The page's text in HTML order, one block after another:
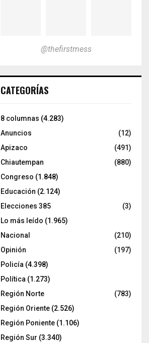
@thefirstmess
CATEGORÍAS
8 columnas (4.283)
Anuncios
(12)
Apizaco
(491)
Chiautempan
(880)
Congreso (1.848)
Educación (2.124)
Elecciones 385
(3)
Lo más leído (1.965)
Nacional
(210)
Opinión
(197)
Policía (4.398)
Política (1.273)
Región Norte
(783)
Región Oriente (2.526)
Región Poniente (1.106)
Región Sur (3.340)